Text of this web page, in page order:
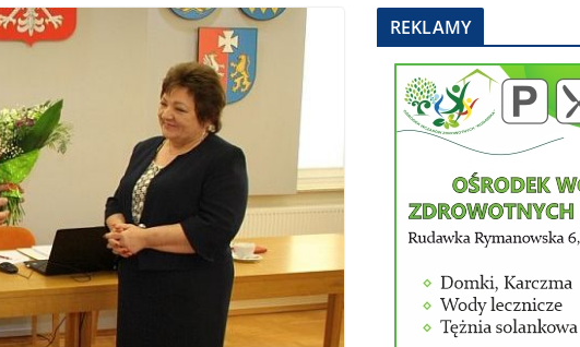
REKLAMY